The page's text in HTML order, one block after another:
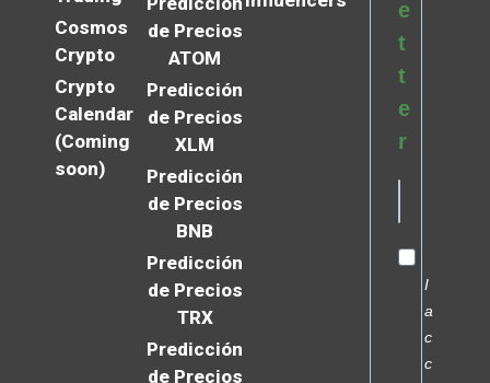
Cosmos
Crypto
Crypto
Calendar
(Coming
soon)
de Precios
ATOM
Predicción
de Precios
XLM
Predicción
de Precios
BNB
Predicción
de Precios
TRX
Predicción
de Precios
e
t
t
e
r
I
a
c
c